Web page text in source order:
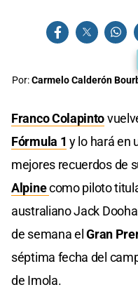
Por:Carmelo Calderón
Franco Colapinto
Fórmula 1 y lo hará en
mejores recuerdos de
Alpinecomo piloto
australiano Jack
de semana elGran
séptima fecha del
de Imola.